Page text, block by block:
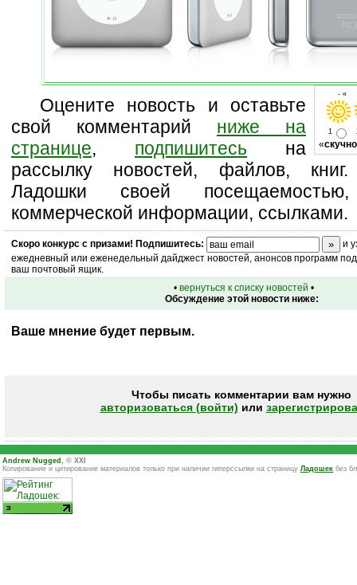
- «
1
«скучно
Оцените новость и оставьте
свой комментарий ниже на
странице, подпишитесь на
рассылку новостей, файлов,
Ладошки своей
коммерческой информации, ссылками.
Скоро конкурс с призами! Подпишитесь:
и
ежедневный или еженедельный дайджест новостей, анонсов программ
ваш почтовый ящик.
• вернуться к списку новостей •
Обсуждение этой новости ниже:
Ваше мнение будет первым.
Чтобы писать комментарии вам нужно
авторизоваться (войти) или
Andrew Nugged , © XXI
Копирование и цитирование материалов только при наличии гиперссылки на страницу Ладошек без